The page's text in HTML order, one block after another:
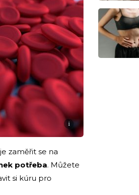
i
zaměřit se na
potřeba. Můžete
si kúru pro